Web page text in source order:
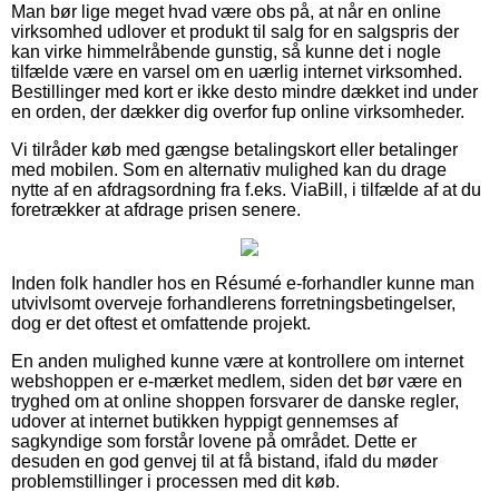
Man bør lige meget hvad være obs på, at når en online
virksomhed udlover et produkt til salg for en salgspris der
kan virke himmelråbende gunstig, så kunne det i nogle
tilfælde være en varsel om en uærlig internet virksomhed.
Bestillinger med kort er ikke desto mindre dækket ind under
en orden, der dækker dig overfor fup online virksomheder.
Vi tilråder køb med gængse betalingskort eller betalinger
med mobilen. Som en alternativ mulighed kan du drage
nytte af en afdragsordning fra f.eks. ViaBill, i tilfælde af at du
foretrækker at afdrage prisen senere.
Inden folk handler hos en Résumé e-forhandler kunne man
utvivlsomt overveje forhandlerens forretningsbetingelser,
dog er det oftest et omfattende projekt.
En anden mulighed kunne være at kontrollere om internet
webshoppen er e-mærket medlem, siden det bør være en
tryghed om at online shoppen forsvarer de danske regler,
udover at internet butikken hyppigt gennemses af
sagkyndige som forstår lovene på området. Dette er
desuden en god genvej til at få bistand, ifald du møder
problemstillinger i processen med dit køb.